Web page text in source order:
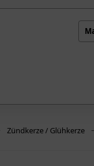
Zündkerze / Glühkerze